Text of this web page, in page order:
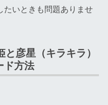
たいときも問題ありませ
彦星（キラキラ）
ド方法